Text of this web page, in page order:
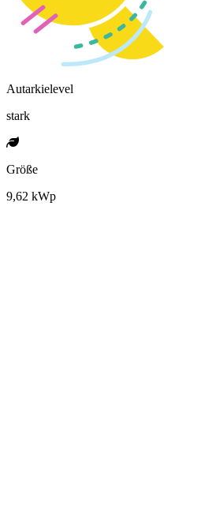
Autarkielevel
stark
Größe
9,62 kWp